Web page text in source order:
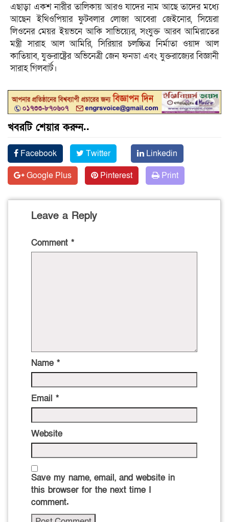
এছাড়া একশ নারীর তালিকায় আরও যাদের নাম আছে তাদের মধ্যে
আছেন ইথিওপিয়ার ফুটবলার লোজা আবেরা জেইনোর, সিয়েরা
লিওনের মেয়র ইয়ভনে আকি সাভিয়্যের, সংযুক্ত আরব আমিরাতের
মন্ত্রী সারাহ আল আমিরি, সিরিয়ার চলচ্চিত্র নির্মাতা ওয়াদ আল
কাতিয়াব, যুক্তরাষ্ট্রের অভিনেত্রী জেন ফনডা এবং যুক্তরাজ্যের বিজ্ঞানী
সারাহ গিলবার্ট।
খবরটি শেয়ার করুন..
Facebook Twitter
Linkedin
Google Plus
Pinterest Print
Leave a Reply
Comment *
Name *
Email *
Website
Save my name, email, and website in
this browser for the next time I
comment.